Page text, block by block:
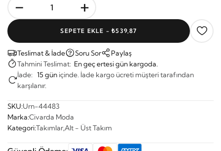
- +
SEPETE EKLE -₺539,87
Teslimat & İade Soru Sor
Paylaş
Tahmini Teslimat: En geç ertesi gün kargoda.
İade: 15 gün içinde. İade kargo ücreti müşteri tarafından
karşılanır.
SKU:Urn-44483
Marka:Civarda Moda
Kategori:Takımlar,Alt - Üst Takım